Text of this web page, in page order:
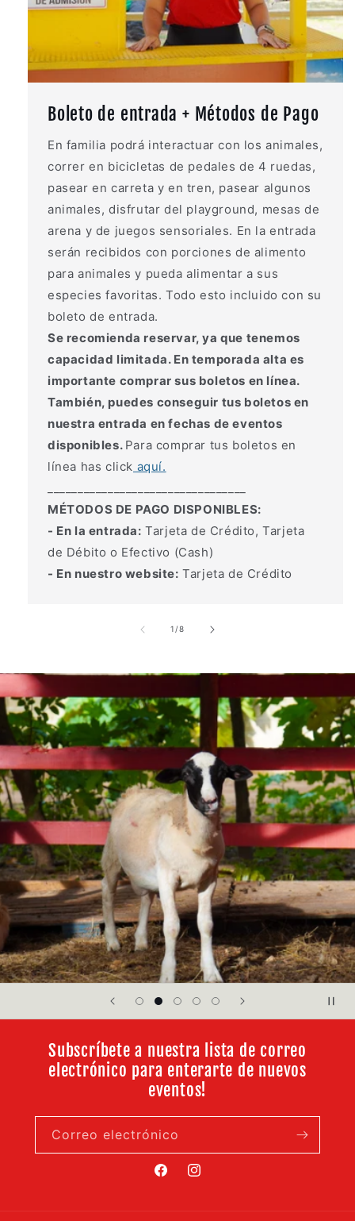
Boleto de entrada + Métodos de Pago
En familia podrá interactuar con los animales,
correr en bicicletas de pedales de 4 ruedas,
pasear en carreta y en tren, pasear algunos
animales, disfrutar del playground, mesas de
arena y de juegos sensoriales. En la entrada
serán recibidos con porciones de alimento
para animales y pueda alimentar a sus
especies favoritas. Todo esto incluido con su
boleto de entrada.
Se recomienda reservar, ya que tenemos
capacidad limitada. En temporada alta es
importante comprar sus boletos en línea.
También, puedes conseguir tus boletos en
nuestra entrada en fechas de eventos
disponibles. Para comprar tus boletos en
línea has click aquí.
MÉTODOS DE PAGO DISPONIBLES:
- En la entrada: Tarjeta de Crédito, Tarjeta
de Débito o Efectivo (Cash)
- En nuestro website: Tarjeta de Crédito
1 /de
8
Subscríbete a nuestra lista de correo
electrónico para enterarte de nuevos
eventos!
Correo electrónico
FacebookInstagram